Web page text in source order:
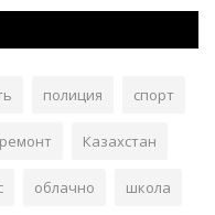
полиция спорт
ремонт Казахстан
облачно школа